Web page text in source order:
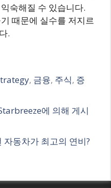
숙해질 수 있습니다.
때문에 실수를 저지르
.
, 금융, 주식, 증
에 의해 게시
자동차가 최고의 연비?